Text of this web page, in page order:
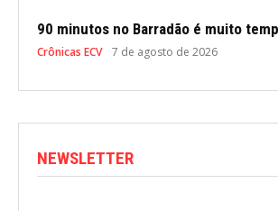
90 minutos no Barradão é muito
Crônicas ECV 7 de agosto de 2026
NEWSLETTER